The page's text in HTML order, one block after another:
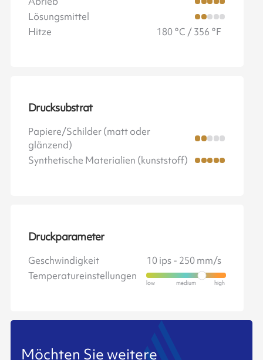
Lösungsmittel
Hitze
180 °C / 356 °F
Drucksubstrat
Papiere/Schilder (matt oder
glänzend)
Synthetische Materialien (kunststoff)
Druckparameter
Geschwindigkeit
10 ips - 250 mm/s
Temperatureinstellungen
Möchten Sie weitere